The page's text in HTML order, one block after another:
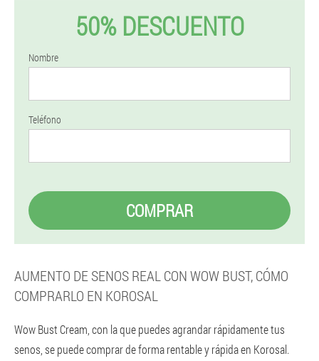
50% DESCUENTO
Nombre
Teléfono
COMPRAR
AUMENTO DE SENOS REAL CON WOW BUST, CÓMO
COMPRARLO EN KOROSAL
Wow Bust Cream, con la que puedes agrandar rápidamente tus
senos, se puede comprar de forma rentable y rápida en Korosal.